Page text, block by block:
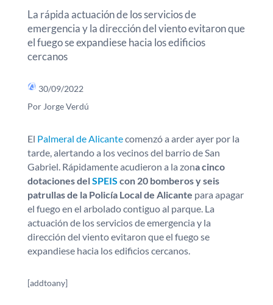
La rápida actuación de los servicios de
emergencia y la dirección del viento evitaron que
el fuego se expandiese hacia los edificios
cercanos
30/09/2022
Por Jorge Verdú
El Palmeral de Alicantecomenzó a arder ayer por la
tarde, alertando a los vecinos del barrio de San
Gabriel. Rápidamente acudieron a la zona cinco
dotaciones delSPEIS con 20 bomberos y seis
patrullas de la Policía Local de Alicante para apagar
el fuego en el arbolado contiguo al parque. La
actuación de los servicios de emergencia y la
dirección del viento evitaron que el fuego se
expandiese hacia los edificios cercanos.
[addtoany]